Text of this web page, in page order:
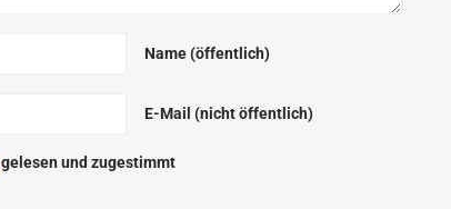
Name (öffentlich)
E-Mail (nicht öffentlich)
gelesen und zugestimmt